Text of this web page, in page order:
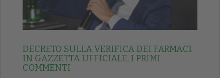
DECRETO SULLA VERIFICA DEI FARMACI
IN GAZZETTA UFFICIALE, I PRIMI
COMMENTI